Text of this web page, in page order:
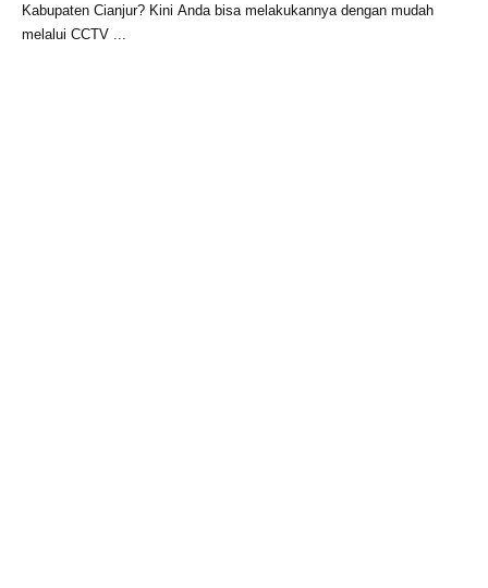
Kabupaten Cianjur? Kini Anda bisa melakukannya dengan mudah
melalui CCTV ...